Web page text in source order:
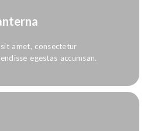
amet, consectetur
egestas accumsan.